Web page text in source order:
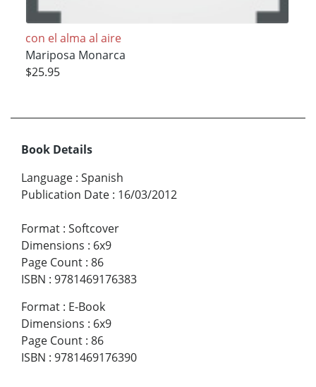
con el alma al aire
Mariposa Monarca
$25.95
Book Details
Language : Spanish
Publication Date : 16/03/2012
Format : Softcover
Dimensions : 6x9
Page Count : 86
ISBN : 9781469176383
Format : E-Book
Dimensions : 6x9
Page Count : 86
ISBN : 9781469176390